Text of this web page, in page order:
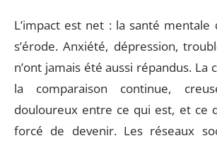
L’impact est net : la santé mentale
s’érode. Anxiété, dépression,
n’ont jamais été aussi répandus. La
la comparaison continue,
douloureux entre ce qui est, et ce
forcé de devenir. Les réseaux